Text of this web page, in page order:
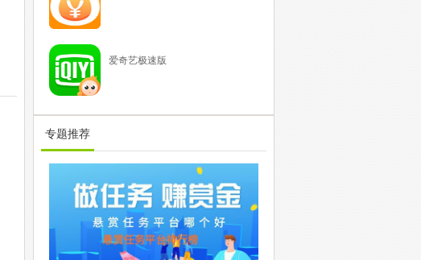
爱奇艺极速版
专题推荐